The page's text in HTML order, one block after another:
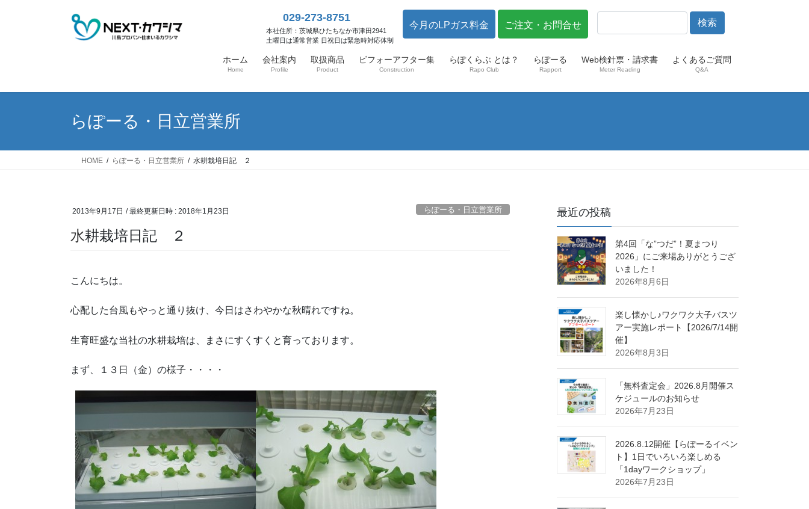
ス
ン
029-273-8751
本社住所：茨城県ひたちなか市津田2941
土曜日は通常営業 日祝日は緊急時対応体制
今月のLPガス料金 ご注文・お問合せ
ホーム
Home
会社案内
Profile
取扱商品
Product
ビフォーアフター集
Construction
らぽくらぶ とは？
Rapo Club
らぽーる
Rapport
Web検針票・請求書
Meter Reading
よくあるご質問
Q&A
らぽーる・日立営業所
HOME らぽーる・日立営業所 水耕栽培日記 ２
2013年9月17日 / 最終更新日時 : 2018年1月23日 らぽーる・日立営業所
水耕栽培日記 ２
こんにちは。
心配した台風もやっと通り抜け、今日はさわやかな秋晴れですね。
生育旺盛な当社の水耕栽培は、まさにすくすくと育っております。
まず、１３日（金）の様子・・・・
最近の投稿
第4回「な”つだ”！夏まつり
2026」にご来場ありがとうござ
いました！
2026年8月6日
楽し懐かし♪ワクワク大子バスツ
アー実施レポート【2026/7/14開
催】
2026年8月3日
「無料査定会」2026.8月開催ス
ケジュールのお知らせ
2026年7月23日
2026.8.12開催【らぽーるイベン
ト】1日でいろいろ楽しめる
「1dayワークショップ」
2026年7月23日